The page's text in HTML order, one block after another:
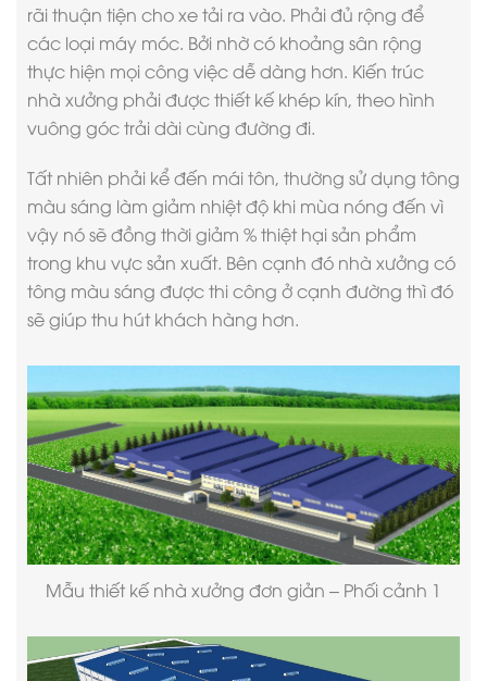
rãi thuận tiện cho xe tải ra vào. Phải đủ rộng để
các loại máy móc. Bởi nhờ có khoảng sân rộng
thực hiện mọi công việc dễ dàng hơn. Kiến trúc
nhà xưởng phải được thiết kế khép kín, theo hình
vuông góc trải dài cùng đường đi.
Tất nhiên phải kể đến mái tôn, thường sử dụng tông
màu sáng làm giảm nhiệt độ khi mùa nóng đến vì
vậy nó sẽ đồng thời giảm % thiệt hại sản phẩm
trong khu vực sản xuất. Bên cạnh đó nhà xưởng có
tông màu sáng được thi công ở cạnh đường thì đó
sẽ giúp thu hút khách hàng hơn.
Mẫu thiết kế nhà xưởng đơn giản – Phối cảnh 1